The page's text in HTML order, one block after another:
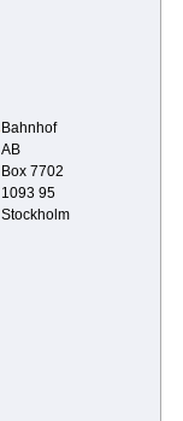
Bahnhof
AB
Box 7702
1093 95
Stockholm